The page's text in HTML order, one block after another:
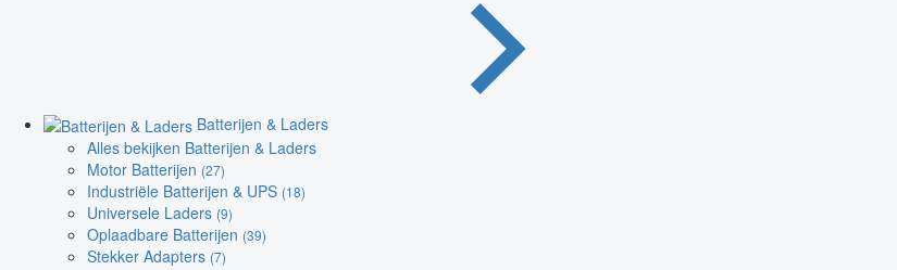
Batterijen & Laders
Alles bekijken Batterijen & Laders
Motor Batterijen (27)
Industriële Batterijen & UPS (18)
Universele Laders (9)
Oplaadbare Batterijen (39)
Stekker Adapters (7)